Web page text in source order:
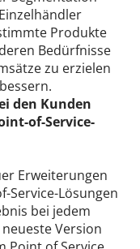
Produkte
Bedürfnisse
zu erzielen
den Kunden
of-Service-
Erweiterungen
Service-Lösungen
bei jedem
Version